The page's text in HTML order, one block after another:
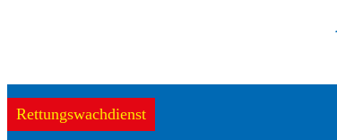
Rettungswachdienst